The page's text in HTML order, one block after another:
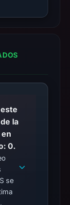
la
0.
se